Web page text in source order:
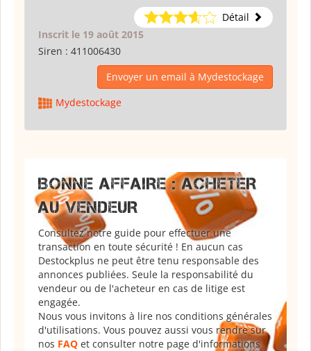
Détail
Inscrit le 19 août 2015
Siren : 411006430
Envoyer un email à Mydestockage
Mydestockage
BONNE AFFAIRE : ACHETER
AU VENDEUR
Consultez notre guide pour effectuer une
transaction en toute sécurité ! En aucun cas
Destockplus ne peut être tenu responsable des
annonces publiées. Seule la responsabilité du
vendeur ou de l'acheteur en cas de litige est
engagée.
Nous vous invitons à lire nos conditions générales
d'utilisations. Vous pouvez aussi vous rendre sur
nos FAQ et consulter notre page d'informations